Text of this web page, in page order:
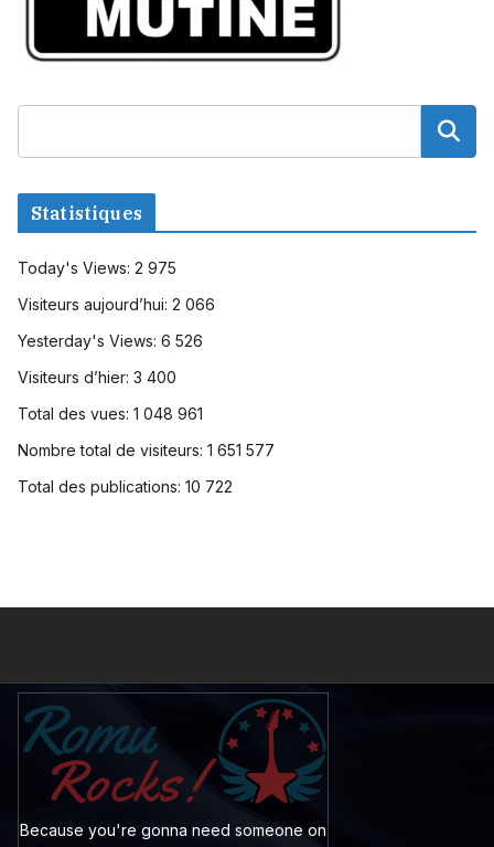
Statistiques
Today's Views: 2 975
Visiteurs aujourd’hui: 2 066
Yesterday's Views: 6 526
Visiteurs d’hier: 3 400
Total des vues: 1 048 961
Nombre total de visiteurs: 1 651 577
Total des publications: 10 722
Because you're gonna need someone on